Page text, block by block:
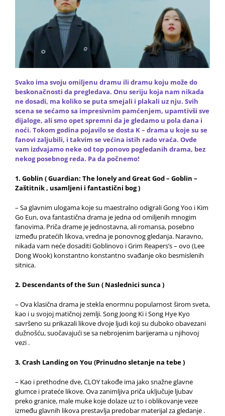
Svako ima svoju omiljenu dramu ili dramu koju može do
beskonačnosti da pregledava. Onu seriju koja nam nikada
ne dosadi, ma koliko se puta smejali i plakali uz nju. Svih
scena se sećamo sa impresivnim pamćenjem, upamtivši sve
dijaloge, ali smo opet spremni da je gledamo u pola dana i
noći. Tokom godina pojavilo se dosta K – drama u koje su se
fanovi zaljubili, i takvim se većina istih rado vraća. Ovde
vam izdvajamo neke od top ponovo pogledanih drama, bez
nekog posebnog reda. Pa da počnemo!
1. Goblin ( Guardian: The lonely and Great God – Goblin –
Zaštitnik , usamljeni i fantastični bog )
– Sa glavnim ulogama koje su maestralno odigrali Gong Yoo i Kim
Go Eun, ova fantastična drama je jedna od omiljenih mnogim
fanovima. Priča drame je jednostavna, ali romansa, posebno
između pratećih likova, vredna je ponovnog gledanja. Naravno,
nikada vam neće dosaditi Goblinovo i Grim Reapers’s – ovo (Lee
Dong Wook) konstantno konstantno svađanje oko besmislenih
sitnica.
2. Descendants of the Sun ( Naslednici sunca )
– Ova klasična drama je stekla enormnu popularnost širom sveta,
kao i u svojoj matičnoj zemlji. Song Joong Ki i Song Hye Kyo
savršeno su prikazali likove dvoje ljudi koji su duboko obavezani
dužnošću, suočavajući se sa nebrojenim barijerama u njihovoj
vezi .
3. Crash Landing on You (Prinudno sletanje na tebe )
– Kao i prethodne dve, CLOY takođe ima jako snažne glavne
glumce i prateće likove. Ova zanimljiva priča uključuje ljubav
preko granice, male muke koje dolaze uz to i oblikovanje veze
između glavnih likova prestavlja predobar materijal za gledanje .